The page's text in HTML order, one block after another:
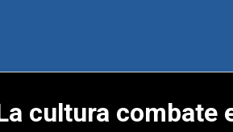
cultura combate